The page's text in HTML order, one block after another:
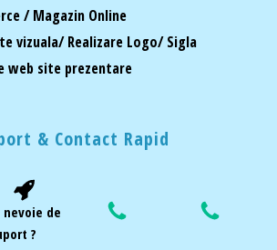
/ Magazin Online
vizuala/ Realizare Logo/ Sigla
web site prezentare
& Contact Rapid
nevoie de
?